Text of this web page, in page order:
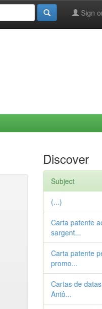
Sign
Discover
Subject
(...)
Carta patente
sargent...
Carta patente
promo...
Cartas de
Antô...